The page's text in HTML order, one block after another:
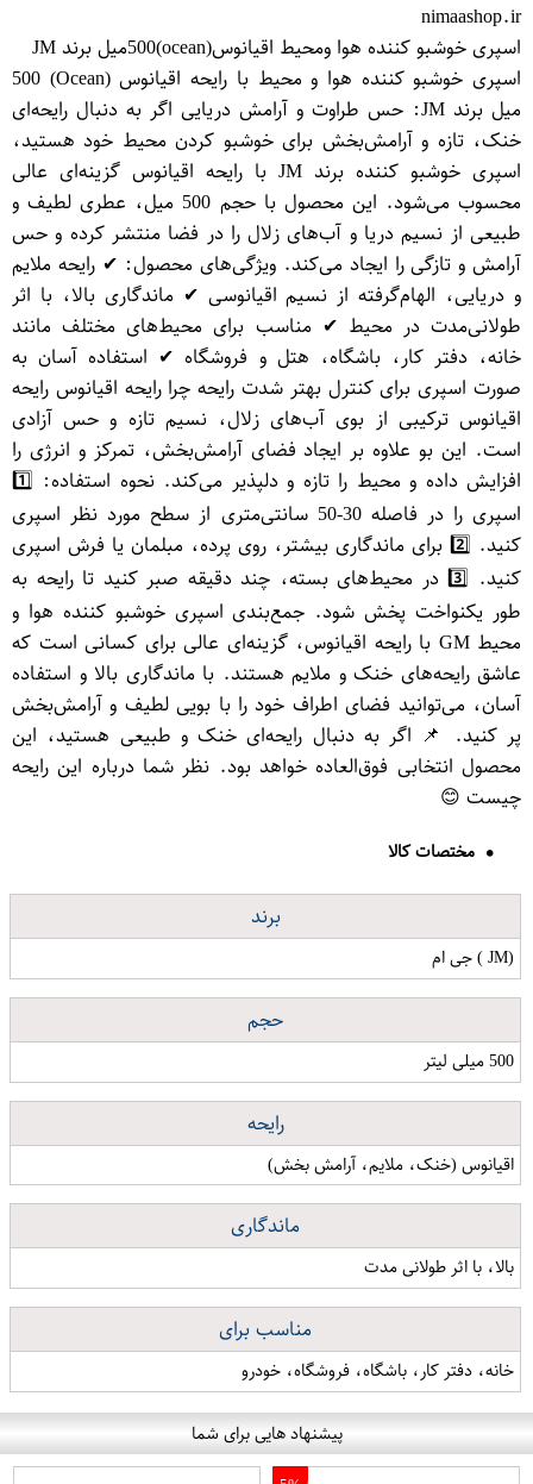
nimaashop.ir
اسپری خوشبو کننده هوا ومحیط اقیانوس(ocean)500میل برند JM
اسپری خوشبو کننده هوا و محیط با رایحه اقیانوس (Ocean) 500
میل برند JM: حس طراوت و آرامش دریایی اگر به دنبال رایحه‌ای
خنک، تازه و آرامش‌بخش برای خوشبو کردن محیط خود هستید،
اسپری خوشبو کننده برند JM با رایحه اقیانوس گزینه‌ای عالی
محسوب می‌شود. این محصول با حجم 500 میل، عطری لطیف و
طبیعی از نسیم دریا و آب‌های زلال را در فضا منتشر کرده و حس
آرامش و تازگی را ایجاد می‌کند. ویژگی‌های محصول: ✔ رایحه ملایم
و دریایی، الهام‌گرفته از نسیم اقیانوسی ✔ ماندگاری بالا، با اثر
طولانی‌مدت در محیط ✔ مناسب برای محیط‌های مختلف مانند
خانه، دفتر کار، باشگاه، هتل و فروشگاه ✔ استفاده آسان به
صورت اسپری برای کنترل بهتر شدت رایحه چرا رایحه اقیانوس رایحه
اقیانوس ترکیبی از بوی آب‌های زلال، نسیم تازه و حس آزادی
است. این بو علاوه بر ایجاد فضای آرامش‌بخش، تمرکز و انرژی را
افزایش داده و محیط را تازه و دلپذیر می‌کند. نحوه استفاده: 1️⃣
اسپری را در فاصله 30-50 سانتی‌متری از سطح مورد نظر اسپری
کنید. 2️⃣ برای ماندگاری بیشتر، روی پرده، مبلمان یا فرش اسپری
کنید. 3️⃣ در محیط‌های بسته، چند دقیقه صبر کنید تا رایحه به
طور یکنواخت پخش شود. جمع‌بندی اسپری خوشبو کننده هوا و
محیط GM با رایحه اقیانوس، گزینه‌ای عالی برای کسانی است که
عاشق رایحه‌های خنک و ملایم هستند. با ماندگاری بالا و استفاده
آسان، می‌توانید فضای اطراف خود را با بویی لطیف و آرامش‌بخش
پر کنید. 📌 اگر به دنبال رایحه‌ای خنک و طبیعی هستید، این
محصول انتخابی فوق‌العاده خواهد بود. نظر شما درباره این رایحه
چیست 😊
مختصات کالا
برند
(JM ) جی ام
حجم
500 میلی لیتر
رایحه
اقیانوس (خنک، ملایم، آرامش بخش)
ماندگاری
بالا، با اثر طولانی مدت
مناسب برای
خانه، دفتر کار، باشگاه، فروشگاه، خودرو
پیشنهاد هایی برای شما